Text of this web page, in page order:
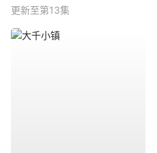
更新至第13集